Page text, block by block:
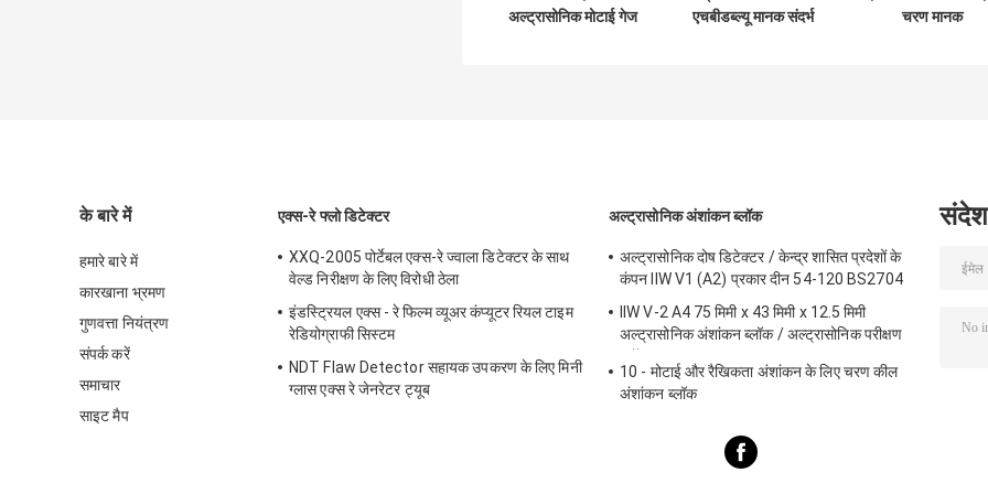
अल्ट्रासोनिक मोटाई गेज
एचबीडब्ल्यू मानक संदर्भ
चरण मानक
के बारे में
हमारे बारे में
कारखाना भ्रमण
गुणवत्ता नियंत्रण
संपर्क करें
समाचार
साइट मैप
एक्स-रे फ्लो डिटेक्टर
XXQ-2005 पोर्टेबल एक्स-रे ज्वाला डिटेक्टर के साथ
वेल्ड निरीक्षण के लिए विरोधी ठेला
इंडस्ट्रियल एक्स - रे फिल्म व्यूअर कंप्यूटर रियल टाइम
रेडियोग्राफी सिस्टम
NDT Flaw Detector सहायक उपकरण के लिए मिनी
ग्लास एक्स रे जेनरेटर ट्यूब
अल्ट्रासोनिक अंशांकन ब्लॉक
अल्ट्रासोनिक दोष डिटेक्टर / केन्द्र शासित प्रदेशों के
कंपन IIW V1 (A2) प्रकार दीन 54-120 BS2704
IIW V-2 A4 75 मिमी x 43 मिमी x 12.5 मिमी
अल्ट्रासोनिक अंशांकन ब्लॉक / अल्ट्रासोनिक परीक्षण
10 - मोटाई और रैखिकता अंशांकन के लिए चरण कील
अंशांकन ब्लॉक
संदेश